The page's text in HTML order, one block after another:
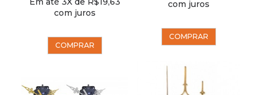
com juros
COMPRAR
com juros
COMPRAR